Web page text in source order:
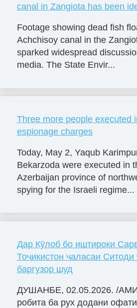
canal in Zangiota has been
Footage showing dead fish
Achchisoy canal in the
sparked widespread
media. The State Envir...
Three more people executed
espionage charges
Today, May 2, Yaqub
Bekarzoda were executed in
Azerbaijan province of
spying for the Israeli regime...
Дар Кӯлоб бо иштироки
Тоҷикистон ҷаласаи Ситоди
баргузор шуд
ДУШАНБЕ, 02.05.2026. /
робита ба рух додани